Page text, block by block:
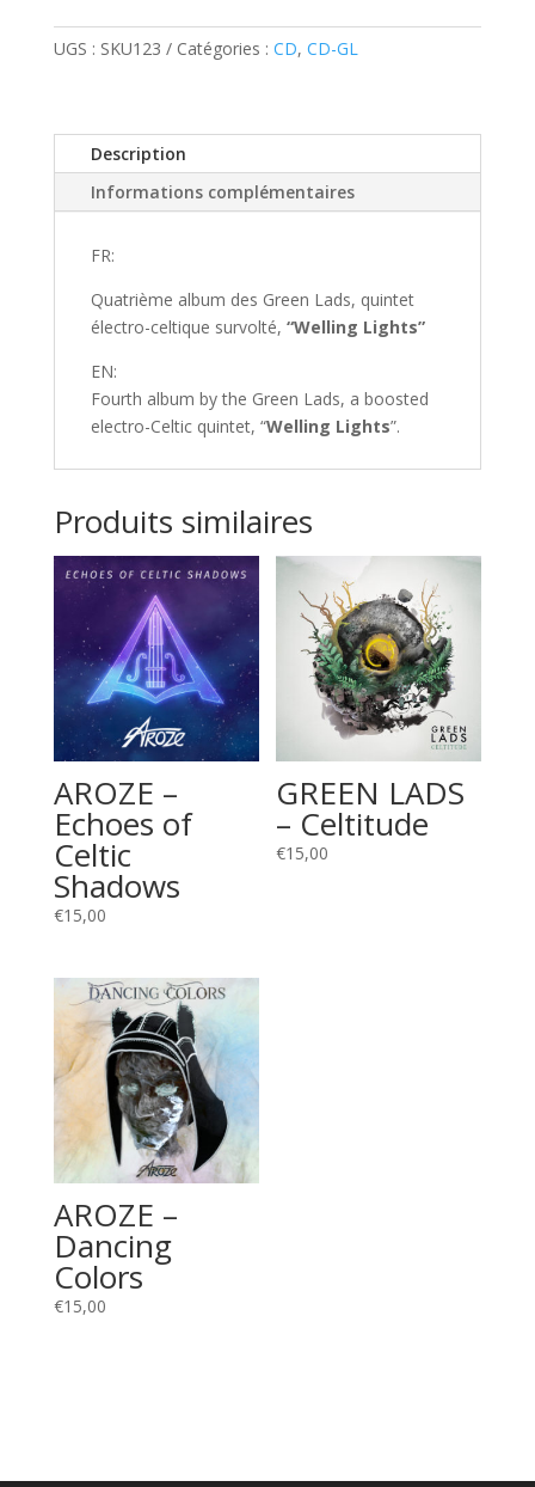
-UGS : SKU123 Catégories : CD, CD-GL
Description
Informations complémentaires
FR:
Quatrième album des Green Lads, quintet
électro-celtique survolté, “Welling Lights”
EN:
Fourth album by the Green Lads, a boosted
electro-Celtic quintet, “Welling Lights”.
Produits similaires
AROZE –
Echoes of
Celtic
Shadows
€15,00
GREEN LADS
– Celtitude
€15,00
AROZE –
Dancing
Colors
€15,00